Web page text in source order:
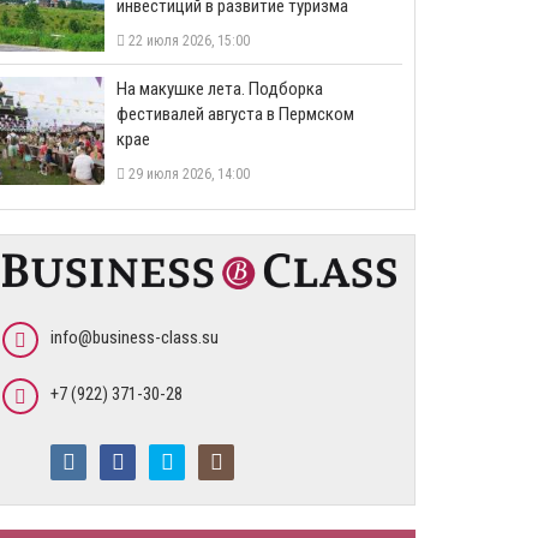
инвестиций в развитие туризма
22 июля 2026, 15:00
На макушке лета. Подборка
фестивалей августа в Пермском
крае
29 июля 2026, 14:00
info@business-class.su
+7 (922) 371-30-28